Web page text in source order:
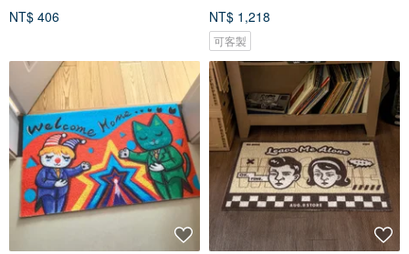
NT$ 406
NT$ 1,218
可客製